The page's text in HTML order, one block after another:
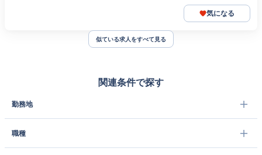
気になる
似ている求人をすべて見る
関連条件で探す
勤務地
職種